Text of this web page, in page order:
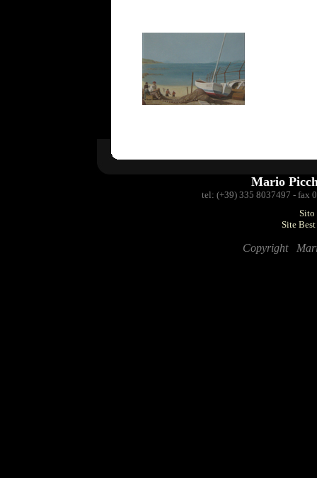
Mario
tel: (+39) 335 8037497 - fax
Sito
Site
Copyright